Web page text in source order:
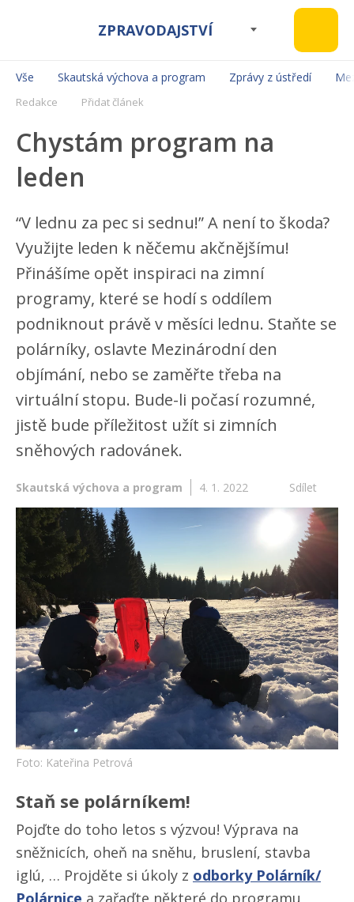
ZPRAVODAJSTVÍ
Vše Skautská výchova a program Zprávy z ústředí
Redakce Přidat článek
Chystám program na
leden
“V lednu za pec si sednu!” A není to škoda?
Využijte leden k něčemu akčnějšímu!
Přinášíme opět inspiraci na zimní
programy, které se hodí s oddílem
podniknout právě v měsíci lednu. Staňte se
polárníky, oslavte Mezinárodní den
objímání, nebo se zaměřte třeba na
virtuální stopu. Bude-li počasí rozumné,
jistě bude příležitost užít si zimních
sněhových radovánek.
Skautská výchova a program 4. 1. 2022 Sdílet
Foto: Kateřina Petrová
Staň se polárníkem!
Pojďte do toho letos s výzvou! Výprava na
sněžnicích, oheň na sněhu, bruslení, stavba
iglú, … Projděte si úkoly z odborky Polárník/
Polárnice a zařaďte některé do programu